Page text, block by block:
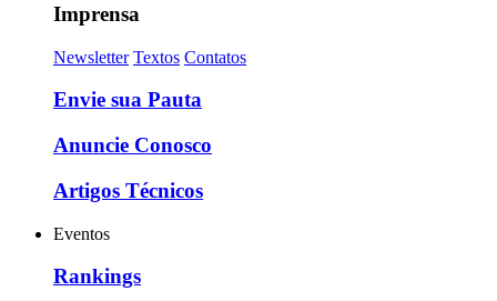
Imprensa
Newsletter Textos Contatos
Envie sua Pauta
Anuncie Conosco
Artigos Técnicos
Eventos
Rankings